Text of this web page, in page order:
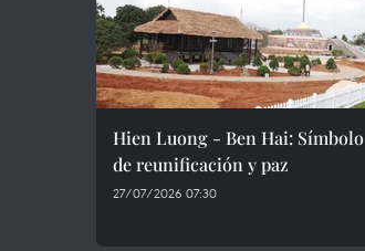
Hien Luong - Ben Hai: Símbolo
de reunificación y paz
27/07/2026 07:30